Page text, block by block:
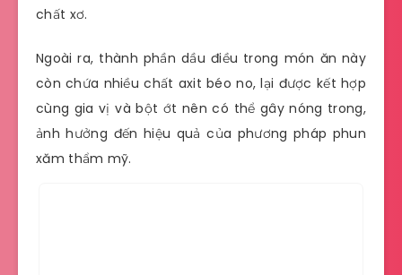
chất xơ.
Ngoài ra, thành phần dầu điều trong món ăn này
còn chứa nhiều chất axit béo no, lại được kết hợp
cùng gia vị và bột ớt nên có thể gây nóng trong,
ảnh hưởng đến hiệu quả của phương pháp phun
xăm thẩm mỹ.